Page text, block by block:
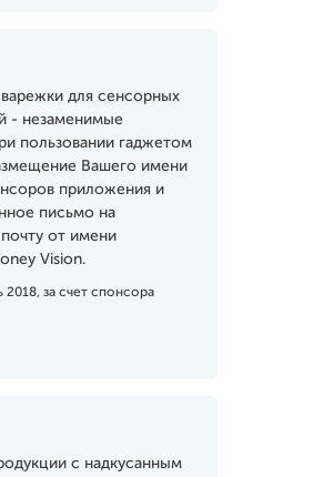
варежки для сенсорных
- незаменимые
пользовании гаджетом
Вашего имени
приложения и
письмо на
от имени
Vision.
2018, за счет спонсора
с надкусанным